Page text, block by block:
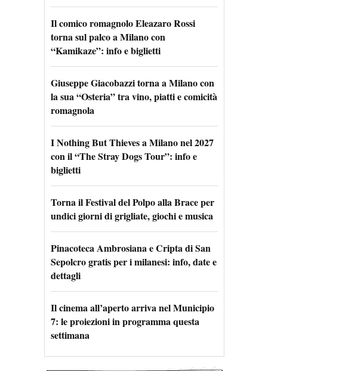
Il comico romagnolo Eleazaro Rossi
torna sul palco a Milano con
“Kamikaze”: info e biglietti
Giuseppe Giacobazzi torna a Milano con
la sua “Osteria” tra vino, piatti e comicità
romagnola
I Nothing But Thieves a Milano nel 2027
con il “The Stray Dogs Tour”: info e
biglietti
Torna il Festival del Polpo alla Brace per
undici giorni di grigliate, giochi e musica
Pinacoteca Ambrosiana e Cripta di San
Sepolcro gratis per i milanesi: info, date e
dettagli
Il cinema all’aperto arriva nel Municipio
7: le proiezioni in programma questa
settimana